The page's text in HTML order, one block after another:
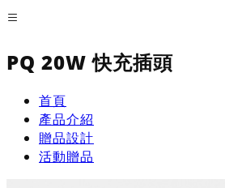
PQ 20W 快充插頭
首頁
產品介紹
贈品設計
活動贈品